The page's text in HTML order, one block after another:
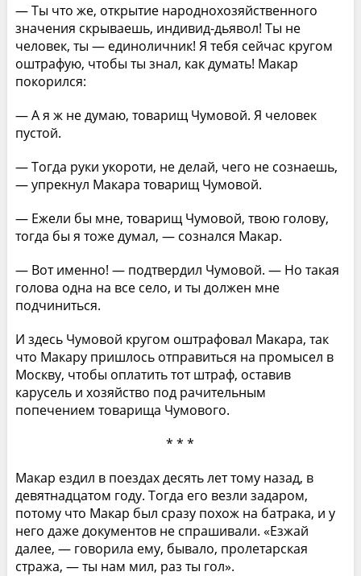
— Ты что же, открытие народнохозяйственного
значения скрываешь, индивид-дьявол! Ты не
человек, ты — единоличник! Я тебя сейчас кругом
оштрафую, чтобы ты знал, как думать! Макар
покорился:
— А я ж не думаю, товарищ Чумовой. Я человек
пустой.
— Тогда руки укороти, не делай, чего не сознаешь,
— упрекнул Макара товарищ Чумовой.
— Ежели бы мне, товарищ Чумовой, твою голову,
тогда бы я тоже думал, — сознался Макар.
— Вот именно! — подтвердил Чумовой. — Но такая
голова одна на все село, и ты должен мне
подчиниться.
И здесь Чумовой кругом оштрафовал Макара, так
что Макару пришлось отправиться на промысел в
Москву, чтобы оплатить тот штраф, оставив
карусель и хозяйство под рачительным
попечением товарища Чумового.
* * *
Макар ездил в поездах десять лет тому назад, в
девятнадцатом году. Тогда его везли задаром,
потому что Макар был сразу похож на батрака, и у
него даже документов не спрашивали. «Езжай
далее, — говорила ему, бывало, пролетарская
стража, — ты нам мил, раз ты гол».